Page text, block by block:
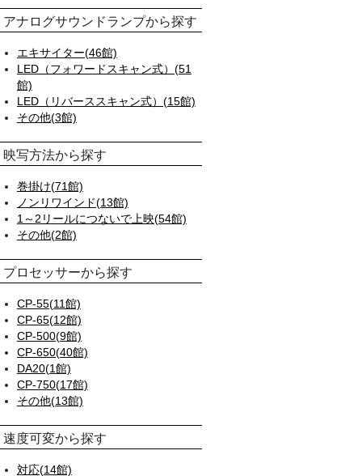
アナログサウンドランプから探す
エキサイター(46館)
LED（フォワードスキャン式）(51
館)
LED（リバーススキャン式）(15館)
その他(3館)
映写方法から探す
巻掛け(71館)
ノンリワインド(13館)
1～2リールにつないで上映(54館)
その他(2館)
プロセッサーから探す
CP-55(11館)
CP-65(12館)
CP-500(9館)
CP-650(40館)
DA20(1館)
CP-750(17館)
その他(13館)
速度可変から探す
対応(14館)